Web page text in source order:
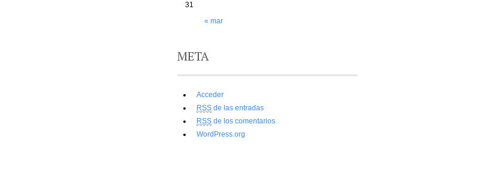
« mar
31
META
Acceder
RSS de las entradas
RSS de los comentarios
WordPress.org